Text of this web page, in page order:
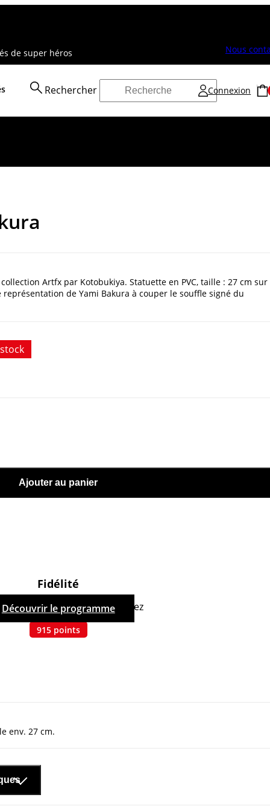
de super héros Nous
Rechercher Connexion
Artfx par Kotobukiya. Statuette en PVC, taille : 27 cm sur
représentation de Yami Bakura à couper le souffle signé du
Ajouter au panier
Fidélité
ce produit, vous cumulez
915 points
Découvrir le programme
env. 27 cm.